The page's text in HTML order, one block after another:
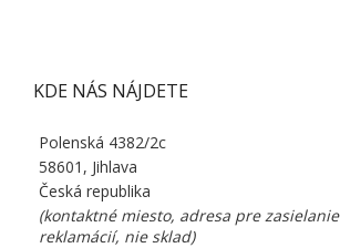
KDE NÁS NÁJDETE
Polenská 4382/2c
58601, Jihlava
Česká republika
(kontaktné miesto, adresa pre zasielanie
reklamácií, nie sklad)